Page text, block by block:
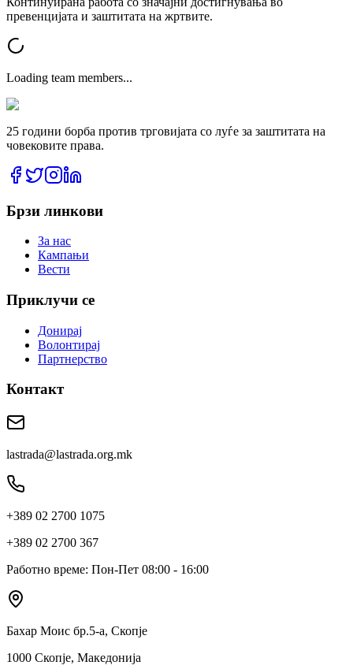
превенцијата и заштитата на жртвите.
Loading team members...
25 години борба против трговијата со луѓе за заштитата на
човековите права.
Брзи линкови
За нас
Кампањи
Вести
Приклучи се
Донирај
Волонтирај
Партнерство
Контакт
lastrada@lastrada.org.mk
+389 02 2700 1075
+389 02 2700 367
Работно време: Пон-Пет 08:00 - 16:00
Бахар Моис бр.5-а, Скопје
1000 Скопје, Македонија